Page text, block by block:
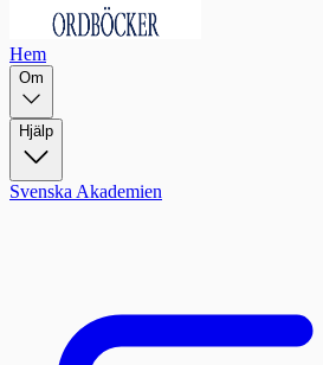
Hem
Om
Hjälp
Svenska Akademien